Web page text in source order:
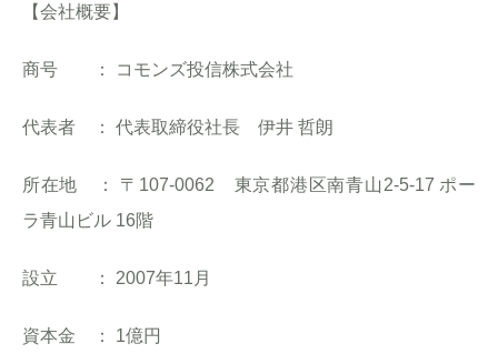
【会社概要】
商号 ： コモンズ投信株式会社
代表者 ： 代表取締役社長 伊井 哲朗
所在地 ： 〒107-0062 東京都港区南青山2-5-17 ポー
ラ青山ビル 16階
設立 ： 2007年11月
資本金 ： 1億円